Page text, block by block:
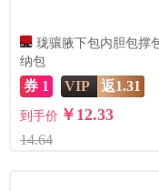
珑骧腋下包内胆包撑
纳包
券 1 VIP 返1.31
到手价 ￥12.33
14.64